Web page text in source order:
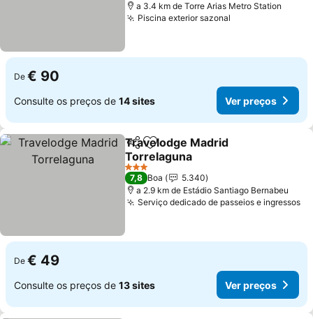
a 3.4 km de Torre Arias Metro Station
Piscina exterior sazonal
De € 90
Consulte os preços de 14 sites Ver preços
PartilharAdicionar aos favoritos
Travelodge Madrid
Torrelaguna
Ver preços
3 Estrelas
7,8 Boa
5.340
a 2.9 km de Estádio Santiago Bernabeu
Serviço dedicado de passeios e ingressos
De € 49
Consulte os preços de 13 sites Ver preços